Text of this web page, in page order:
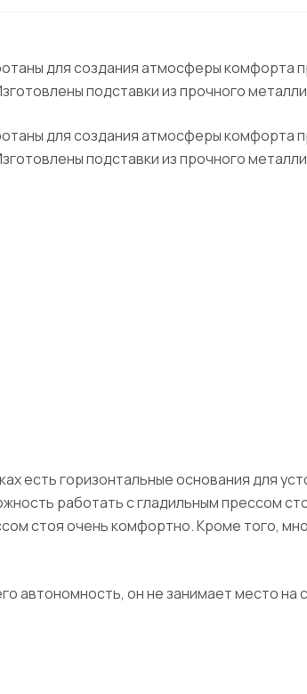
для создания атмосферы
подставки из прочного
для создания атмосферы
подставки из прочного
есть горизонтальные основания для
работать с гладильным прессом
стоя очень комфортно. Кроме того,
автономность, он не занимает место на